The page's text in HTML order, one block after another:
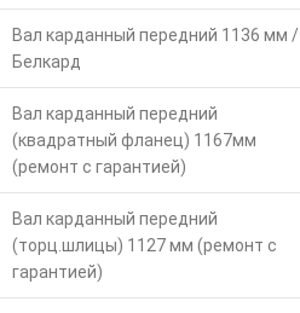
Вал карданный передний 1136 мм /
Белкард
Вал карданный передний
(квадратный фланец) 1167мм
(ремонт с гарантией)
Вал карданный передний
(торц.шлицы) 1127 мм (ремонт с
гарантией)